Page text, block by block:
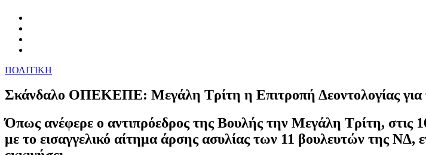
ΠΟΛΙΤΙΚΗ
Σκάνδαλο ΟΠΕΚΕΠΕ: Μεγάλη Τρίτη η Επιτροπή Δεοντολογίας για
Όπως ανέφερε ο αντιπρόεδρος της Βουλής την Μεγάλη Τρίτη, στις
με το εισαγγελικό αίτημα άρσης ασυλίας των 11 βουλευτών της ΝΔ,